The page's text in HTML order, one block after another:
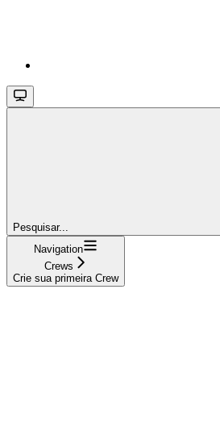
Pesquisar...
Navigation
Crews
Crie sua primeira Crew